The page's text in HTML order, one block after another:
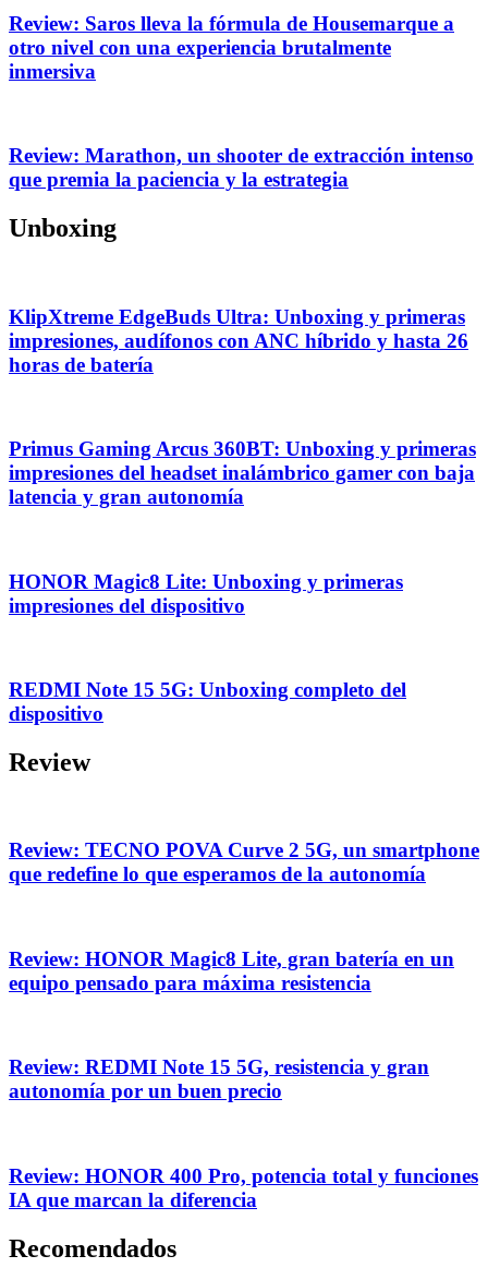
Review: Saros lleva la fórmula de Housemarque a
otro nivel con una experiencia brutalmente
inmersiva
Review: Marathon, un shooter de extracción intenso
que premia la paciencia y la estrategia
Unboxing
KlipXtreme EdgeBuds Ultra: Unboxing y primeras
impresiones, audífonos con ANC híbrido y hasta 26
horas de batería
Primus Gaming Arcus 360BT: Unboxing y primeras
impresiones del headset inalámbrico gamer con baja
latencia y gran autonomía
HONOR Magic8 Lite: Unboxing y primeras
impresiones del dispositivo
REDMI Note 15 5G: Unboxing completo del
dispositivo
Review
Review: TECNO POVA Curve 2 5G, un smartphone
que redefine lo que esperamos de la autonomía
Review: HONOR Magic8 Lite, gran batería en un
equipo pensado para máxima resistencia
Review: REDMI Note 15 5G, resistencia y gran
autonomía por un buen precio
Review: HONOR 400 Pro, potencia total y funciones
IA que marcan la diferencia
Recomendados